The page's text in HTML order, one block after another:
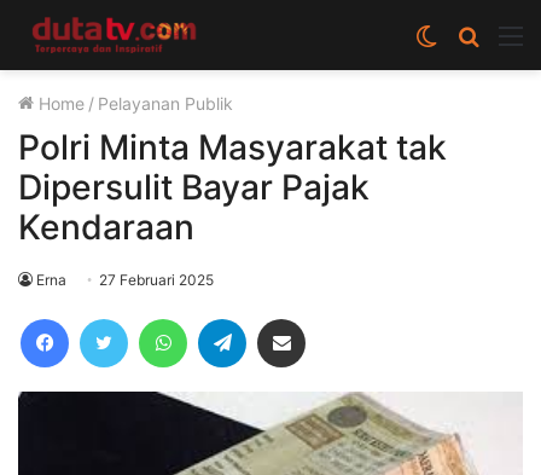
Cari
berita
Switch
skin
Home / Pelayanan Publik
Polri Minta Masyarakat tak
Dipersulit Bayar Pajak
Kendaraan
Erna 27 Februari 2025
FacebookTwitter WhatsAppTelegram